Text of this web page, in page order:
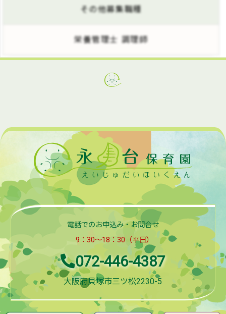
その他募集職種
栄養管理士 調理師
電話でのお申込み・お問合せ
9：30～18：30（平日）
072-446-4387
大阪府貝塚市三ツ松2230-5